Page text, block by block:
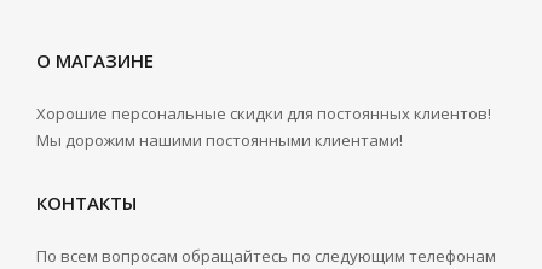
О МАГАЗИНЕ
Хорошие персональные скидки для постоянных клиентов!
Мы дорожим нашими постоянными клиентами!
КОНТАКТЫ
По всем вопросам обращайтесь по следующим телефонам